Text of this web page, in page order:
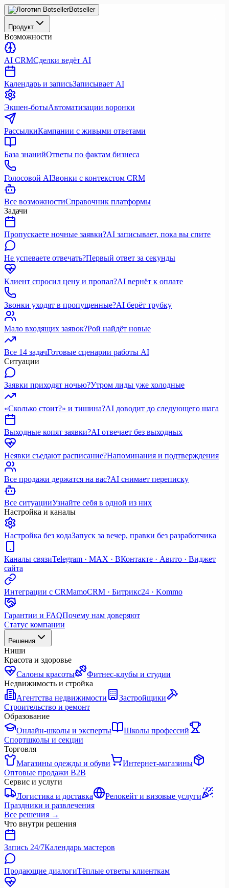
Botseller
Продукт
Возможности
AI CRMСделки ведёт AI
Календарь и записьЗаписывает AI
Экшен-ботыАвтоматизации воронки
РассылкиКампании с живыми ответами
База знанийОтветы по фактам бизнеса
Голосовой AIЗвонки с контекстом CRM
Все возможностиСправочник платформы
Задачи
Пропускаете ночные заявки?AI записывает, пока вы спите
Не успеваете отвечать?Первый ответ за секунды
Клиент спросил цену и пропал?AI вернёт к оплате
Звонки уходят в пропущенные?AI берёт трубку
Мало входящих заявок?Рой найдёт новые
Все 14 задачГотовые сценарии работы AI
Ситуации
Заявки приходят ночью?Утром лиды уже холодные
«Сколько стоит?» и тишина?AI доводит до следующего шага
Выходные копят заявки?AI отвечает без выходных
Неявки съедают расписание?Напоминания и подтверждения
Все продажи держатся на вас?AI снимает переписку
Все ситуацииУзнайте себя в одной из них
Настройка и каналы
Настройка без кодаЗапуск за вечер, правки без разработчика
Каналы связиTelegram · MAX · ВКонтакте · Авито · Виджет
сайта
Интеграции с CRMamoCRM · Битрикс24 · Kommo
Гарантии и FAQПочему нам доверяют
Статус компании
Решения
Ниши
Красота и здоровье
Салоны красоты
Фитнес-клубы и студии
Недвижимость и стройка
Агентства недвижимости
Застройщики
Строительство и ремонт
Образование
Онлайн-школы и эксперты
Школы профессий
Спортшколы и секции
Торговля
Магазины одежды и обуви
Интернет-магазины
Оптовые продажи B2B
Сервис и услуги
Логистика и доставка
Релокейт и визовые услуги
Праздники и развлечения
Все решения →
Что внутри решения
Запись 24/7Календарь мастеров
Продающие диалогиТёплые ответы клиенткам